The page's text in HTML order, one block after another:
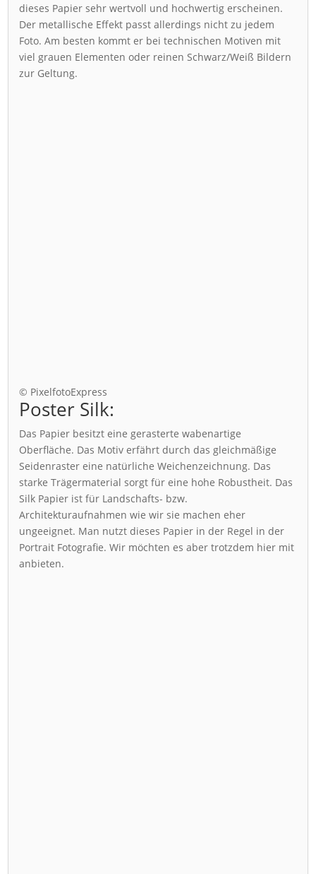
dieses Papier sehr wertvoll und hochwertig erscheinen.
Der metallische Effekt passt allerdings nicht zu jedem
Foto. Am besten kommt er bei technischen Motiven mit
viel grauen Elementen oder reinen Schwarz/Weiß Bildern
zur Geltung.
© PixelfotoExpress
Poster Silk:
Das Papier besitzt eine gerasterte wabenartige
Oberfläche. Das Motiv erfährt durch das gleichmäßige
Seidenraster eine natürliche Weichenzeichnung. Das
starke Trägermaterial sorgt für eine hohe Robustheit. Das
Silk Papier ist für Landschafts- bzw.
Architekturaufnahmen wie wir sie machen eher
ungeeignet. Man nutzt dieses Papier in der Regel in der
Portrait Fotografie. Wir möchten es aber trotzdem hier mit
anbieten.